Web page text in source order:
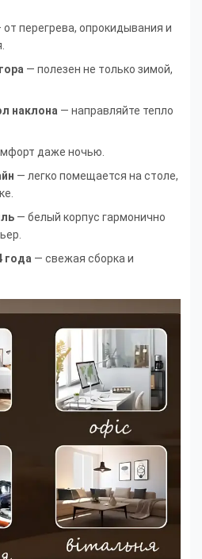
от перегрева, опрокидывания и
— полезен не только зимой,
наклона — направляйте тепло
даже ночью.
— легко помещается на столе,
— белый корпус гармонично
года — свежая сборка и